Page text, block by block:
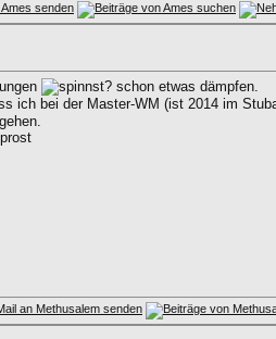
schon etwas dämpfen.
ich bei der Master-WM (ist 2014 im